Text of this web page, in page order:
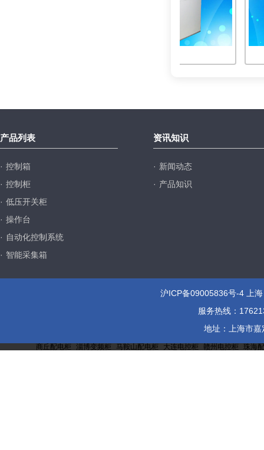
产品列表
· 控制箱
· 控制柜
· 低压开关柜
· 操作台
· 自动化控制系统
· 智能采集箱
资讯知识
· 新闻动态
· 产品知识
沪ICP备09005836号-4 上
服务热线：
地址：上海市
商丘配电柜 淄博变频柜 马鞍山配电柜 大连电控柜 赣州电控柜 珠海